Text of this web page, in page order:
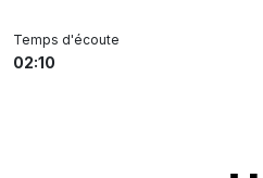
Temps d'écoute
02:10